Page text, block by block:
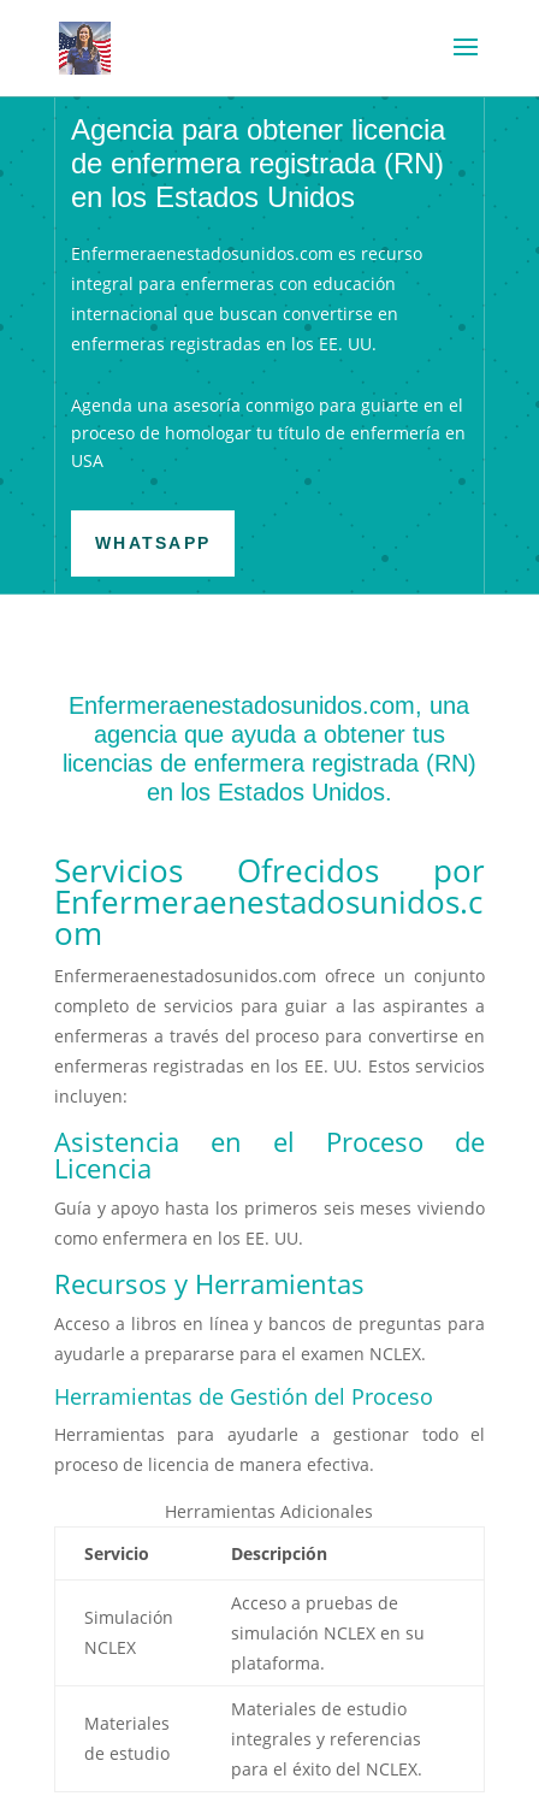
Agencia para obtener licencia
de enfermera registrada (RN)
en los Estados Unidos
Enfermeraenestadosunidos.com es recurso
integral para enfermeras con educación
internacional que buscan convertirse en
enfermeras registradas en los EE. UU.
Agenda una asesoría conmigo para guiarte en el
proceso de homologar tu título de enfermería en
USA
WHATSAPP
Enfermeraenestadosunidos.com, una
agencia que ayuda a obtener tus
licencias de enfermera registrada (RN)
en los Estados Unidos.
Servicios Ofrecidos por
Enfermeraenestadosunidos.c
om
Enfermeraenestadosunidos.com ofrece un conjunto
completo de servicios para guiar a las aspirantes a
enfermeras a través del proceso para convertirse en
enfermeras registradas en los EE. UU. Estos servicios
incluyen:
Asistencia en el Proceso de
Licencia
Guía y apoyo hasta los primeros seis meses viviendo
como enfermera en los EE. UU.
Recursos y Herramientas
Acceso a libros en línea y bancos de preguntas para
ayudarle a prepararse para el examen NCLEX.
Herramientas de Gestión del Proceso
Herramientas para ayudarle a gestionar todo el
proceso de licencia de manera efectiva.
Herramientas Adicionales
Servicio
Descripción
Simulación
NCLEX
Acceso a pruebas de
simulación NCLEX en su
plataforma.
Materiales
de estudio
Materiales de estudio
integrales y referencias
para el éxito del NCLEX.